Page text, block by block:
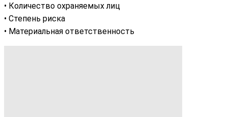
• Количество охраняемых лиц
• Степень риска
• Материальная ответственность